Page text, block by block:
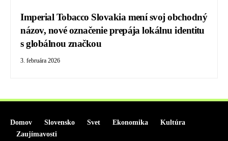
Imperial Tobacco Slovakia mení svoj obchodný
názov, nové označenie prepája lokálnu identitu
s globálnou značkou
3. februára 2026
Domov Slovensko Svet Ekonomika
Kultúra
Zaujímavosti